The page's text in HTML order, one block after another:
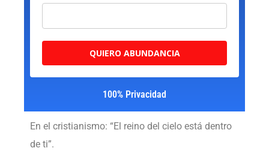
QUIERO ABUNDANCIA
100% Privacidad
En el cristianismo: “El reino del cielo está dentro
de ti”.